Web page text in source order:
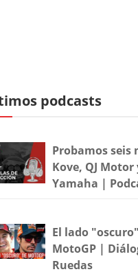
podcasts
Probamos seis
Kove, QJ Motor
Yamaha |
El lado
MotoGP |
Ruedas